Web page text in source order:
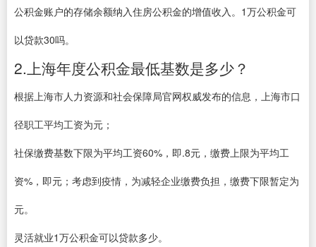
公积金账户的存储余额纳入住房公积金的增值收入。1万公积金可
以贷款30吗。
2.上海年度公积金最低基数是多少？
根据上海市人力资源和社会保障局官网权威发布的信息，上海市口
径职工平均工资为元；
社保缴费基数下限为平均工资60%，即.8元，缴费上限为平均工
资%，即元；考虑到疫情，为减轻企业缴费负担，缴费下限暂定为
元。
灵活就业1万公积金可以贷款多少。